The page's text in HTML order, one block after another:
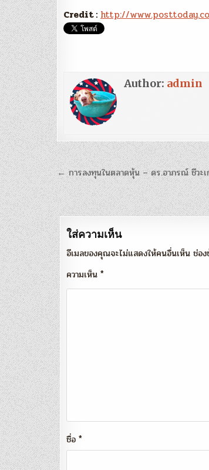
Credit : http://
Author: admin
แนะแนว
เรื่อง
← การลงทุนในตลาดหุ้น – ดร.อาภรณ์ ชีวะเ
ใส่ความเห็น
อีเมลของคุณจะไม่แสดงให้คนอื่นเห็น ช่อ
ความเห็น *
ชื่อ *